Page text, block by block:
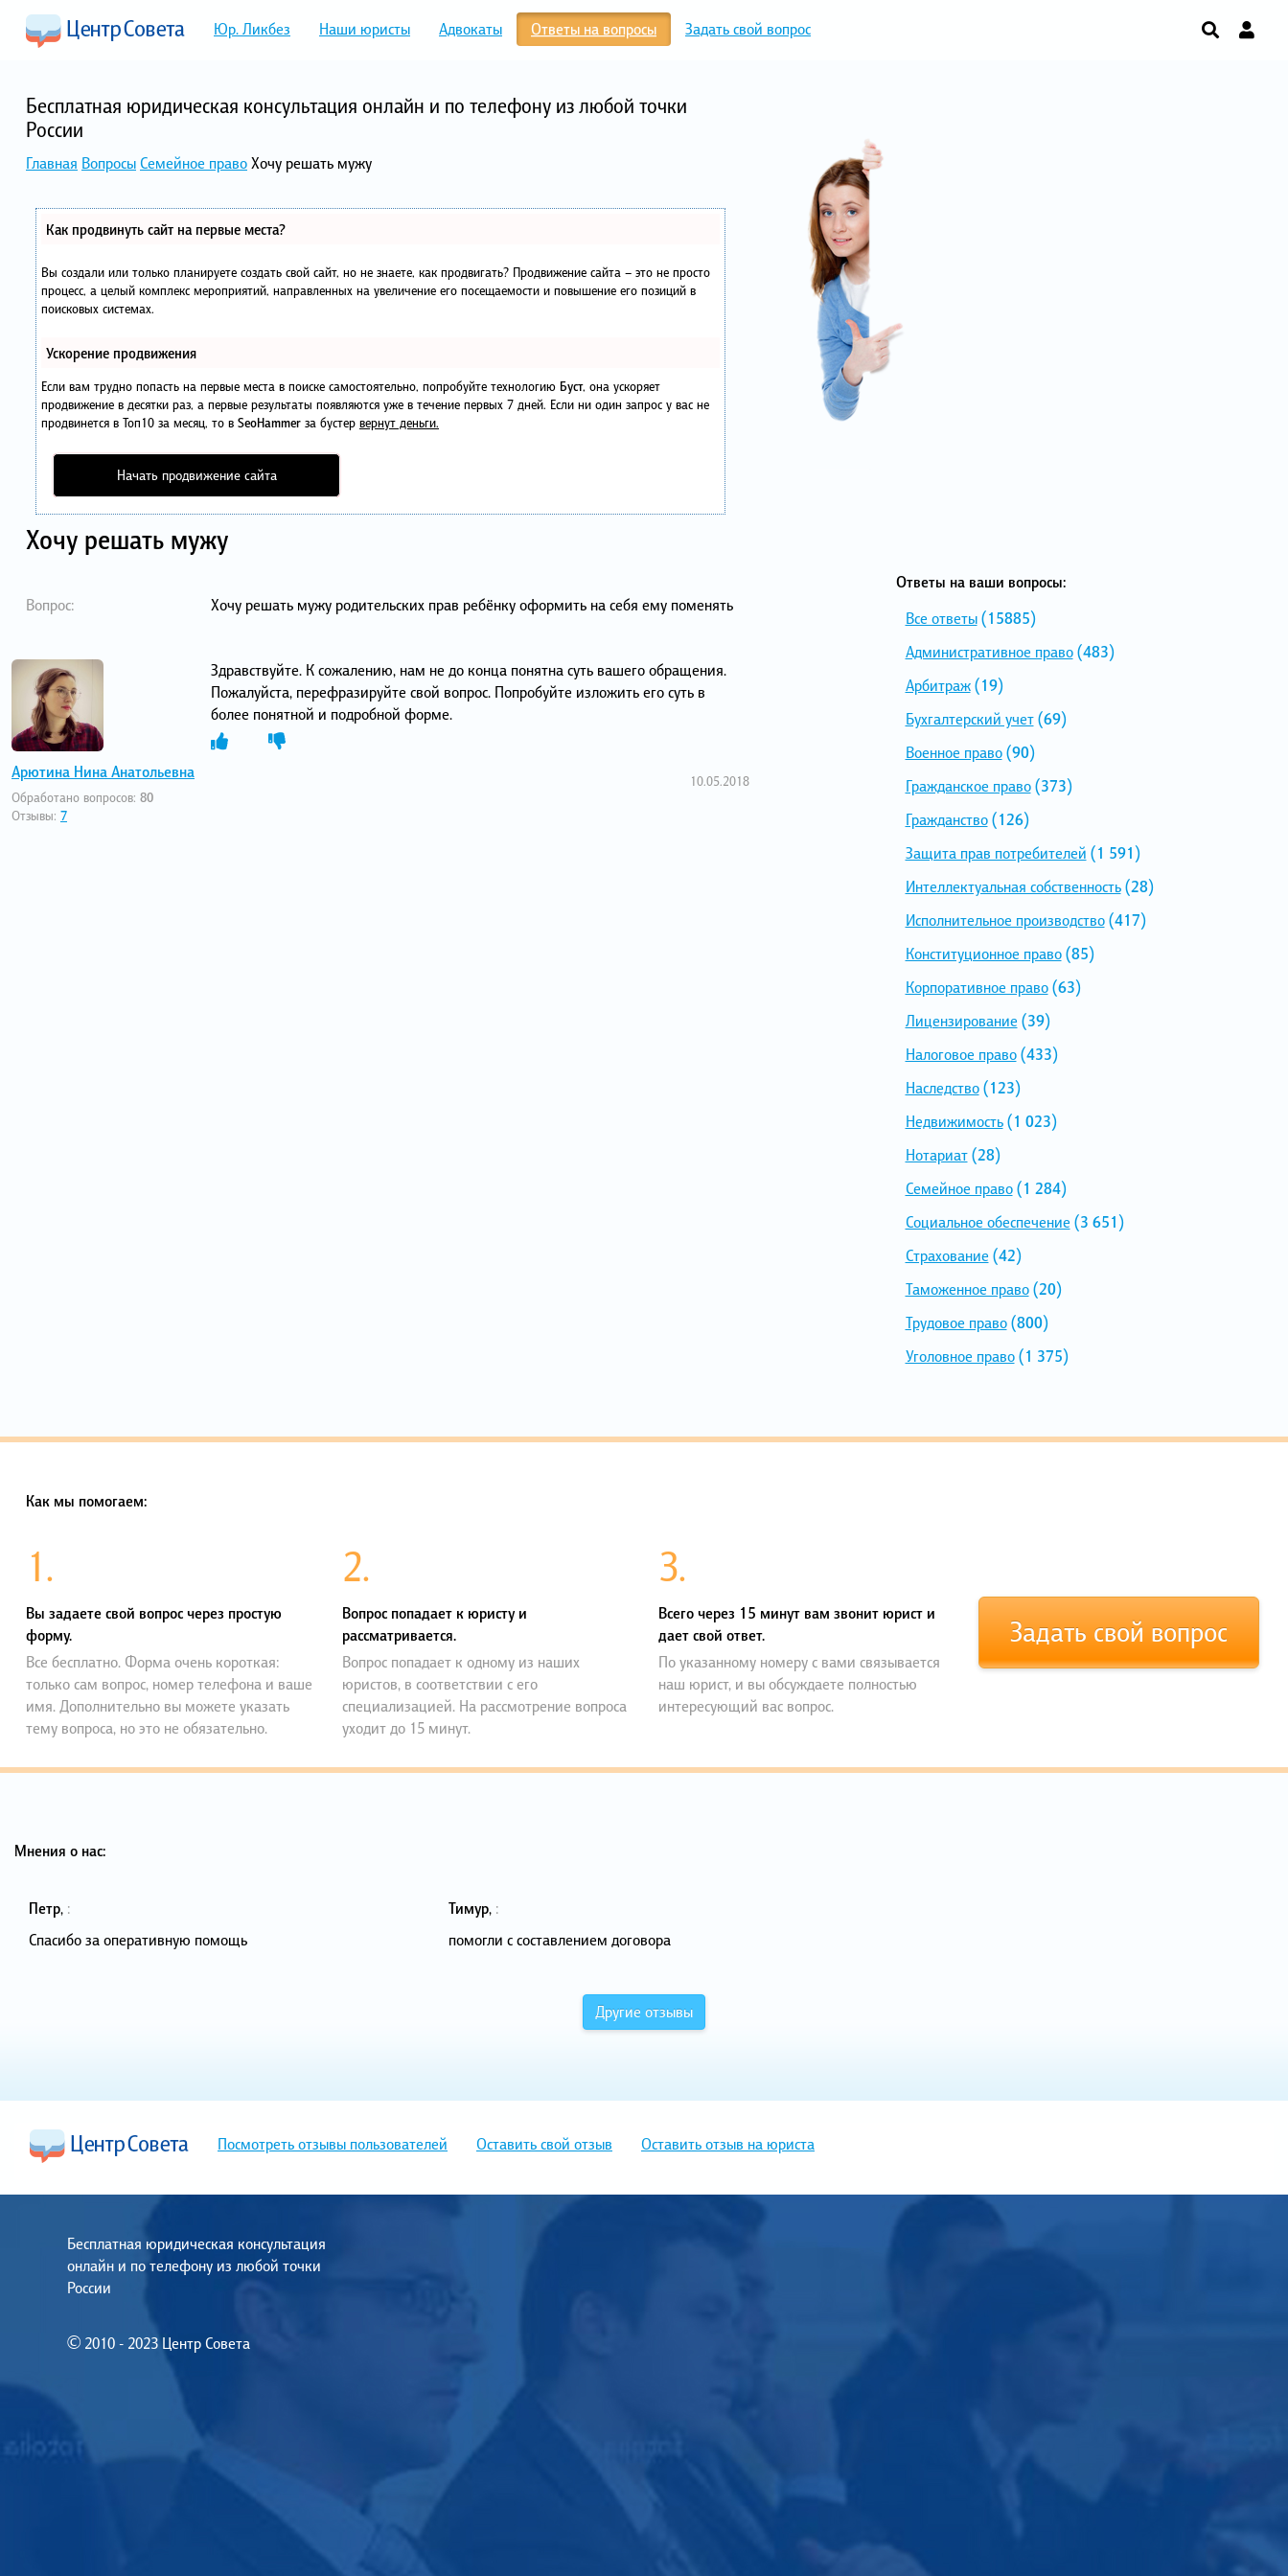
Юр. Ликбез Наши юристы Адвокаты Ответы на вопросы Задать свой вопрос
Бесплатная юридическая консультация онлайн и по телефону из любой точки
России
Главная ВопросыСемейное правоХочу решать мужу
Как продвинуть сайт на первые места?
Вы создали или только планируете создать свой сайт, но не знаете, как продвигать? Продвижение сайта – это не просто
процесс, а целый комплекс мероприятий, направленных на увеличение его посещаемости и повышение его позиций в
поисковых системах.
Ускорение продвижения
Если вам трудно попасть на первые места в поиске самостоятельно, попробуйте технологию Буст, она ускоряет
продвижение в десятки раз, а первые результаты появляются уже в течение первых 7 дней. Если ни один запрос у вас не
продвинется в Топ10 за месяц, то в SeoHammer за бустер вернут деньги.
Начать продвижение сайта
Хочу решать мужу
Вопрос: Хочу решать мужу родительских прав ребёнку оформить на себя ему поменять
Арютина Нина Анатольевна
Обработано вопросов: 80
Отзывы: 7
Здравствуйте. К сожалению, нам не до конца понятна суть вашего обращения.
Пожалуйста, перефразируйте свой вопрос. Попробуйте изложить его суть в
более понятной и подробной форме.
10.05.2018
Ответы на ваши вопросы:
Все ответы(15885)
Административное право(483)
Арбитраж(19)
Бухгалтерский учет(69)
Военное право(90)
Гражданское право(373)
Гражданство(126)
Защита прав потребителей (1 591)
Интеллектуальная собственность(28)
Исполнительное производство(417)
Конституционное право(85)
Корпоративное право(63)
Лицензирование (39)
Налоговое право(433)
Наследство(123)
Недвижимость(1 023)
Нотариат(28)
Семейное право(1 284)
Социальное обеспечение (3 651)
Страхование (42)
Таможенное право(20)
Трудовое право(800)
Уголовное право(1 375)
Как мы помогаем:
1.
Вы задаете свой вопрос через простую
форму.
Все бесплатно. Форма очень короткая:
только сам вопрос, номер телефона и ваше
имя. Дополнительно вы можете указать
тему вопроса, но это не обязательно.
2.
Вопрос попадает к юристу и
рассматривается.
Вопрос попадает к одному из наших
юристов, в соответствии с его
специализацией. На рассмотрение вопроса
уходит до 15 минут.
3.
Всего через 15 минут вам звонит юрист и
дает свой ответ.
По указанному номеру с вами связывается
наш юрист, и вы обсуждаете полностью
интересующий вас вопрос.
Задать свой вопрос
Мнения о нас:
Петр, :
Спасибо за оперативную помощь
Тимур, :
помогли с составлением договора
Другие отзывы
Посмотреть отзывы пользователей Оставить свой отзыв Оставить отзыв на юриста
Бесплатная юридическая консультация
онлайн и по телефону из любой точки
России
© 2010 - 2023 Центр Совета